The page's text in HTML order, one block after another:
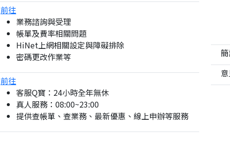
前往
業務諮詢與受理
帳單及費率相關問題
HiNet上網相關設定與障礙排除
密碼更改作業等
前往
客服Q寶：24小時全年無休
真人服務：08:00~23:00
提供查帳單、查業務、最新優惠、線上申辦等服務